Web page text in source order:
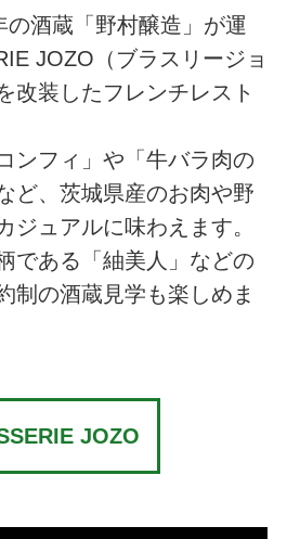
酒蔵「野村醸造」が運
JOZO（ブラスリージョ
改装したフレンチレスト
ンフィ」や「牛バラ肉の
ど、茨城県産のお肉や野
ジュアルに味わえます。
である「紬美人」などの
制の酒蔵見学も楽しめま
JOZO